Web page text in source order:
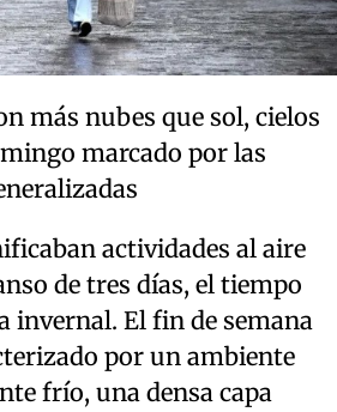
más nubes que sol, cielos
marcado por las
actividades al aire
de tres días, el tiempo
invernal. El fin de semana
por un ambiente
frío, una densa capa